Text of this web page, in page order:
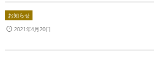
人材採用情報
English Website
English shop Guide
お知らせ
2021年4月20日